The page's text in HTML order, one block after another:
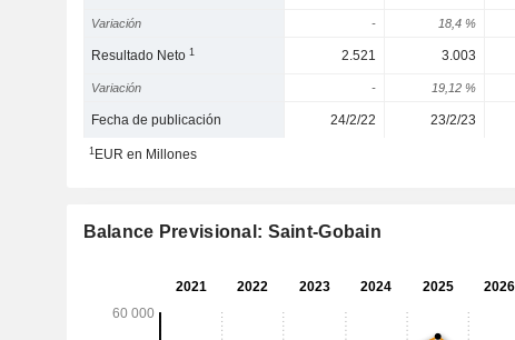
Variación - 18,4 %
Resultado Neto1 2.521 3.003
Variación - 19,12 %
Fecha de publicación 24/2/22 23/2/23
1EUR en Millones
Balance Previsional: Saint-Gobain